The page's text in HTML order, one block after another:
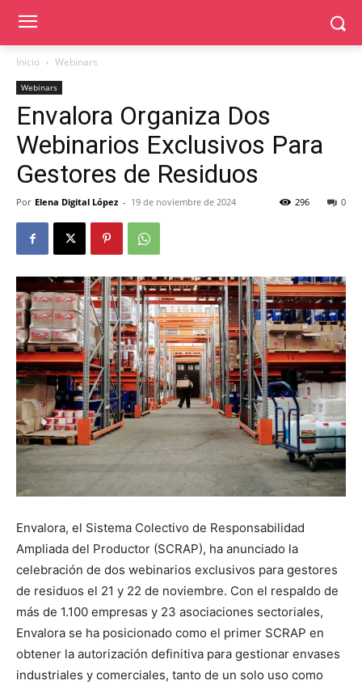
Inicio Webinars
Webinars
Envalora Organiza Dos
Webinarios Exclusivos Para
Gestores de Residuos
Por Elena Digital López - 19 de noviembre de 2024 0
296
Envalora, el Sistema Colectivo de Responsabilidad
Ampliada del Productor (SCRAP), ha anunciado la
celebración de dos webinarios exclusivos para gestores
de residuos el 21 y 22 de noviembre. Con el respaldo de
más de 1.100 empresas y 23 asociaciones sectoriales,
Envalora se ha posicionado como el primer SCRAP en
obtener la autorización definitiva para gestionar envases
industriales y comerciales, tanto de un solo uso como